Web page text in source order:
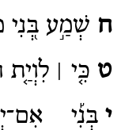
ח שְׁמַ֣ע בְּ֭נִי
ט כִּ֤י ׀
י בְּנִ֡י